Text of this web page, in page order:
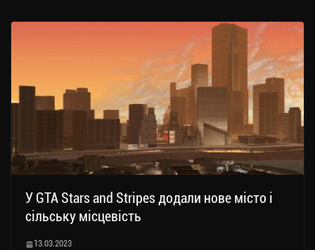
У GTA Stars and Stripes додали нове місто і
сільську місцевість
13.03.2023